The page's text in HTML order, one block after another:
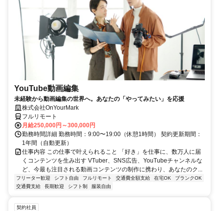
YouTube動画編集
未経験から動画編集の世界へ。あなたの「やってみたい」を応援
株式会社OnYourMark
フルリモート
月給250,000円～300,000円
勤務時間詳細 勤務時間：9:00〜19:00（休憩1時間） 契約更新期間：
1年間（自動更新）
仕事内容 この仕事で叶えられること 「好き」を仕事に、数万人に届
くコンテンツを生み出す VTuber、SNS広告、YouTubeチャンネルな
ど、今最も注目される動画コンテンツの制作に携わり、あなたのク...
フリーター歓迎 シフト自由 フルリモート 交通費全額支給 在宅OK
ブランクOK
交通費支給
長期歓迎 シフト制 服装自由
契約社員